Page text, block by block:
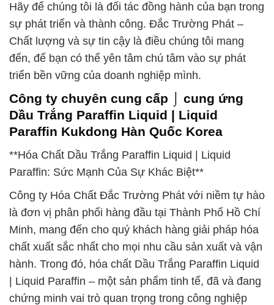
Hãy để chúng tôi là đối tác đồng hành của bạn trong
sự phát triển và thành công. Đắc Trường Phát –
Chất lượng và sự tin cậy là điều chúng tôi mang
đến, để bạn có thể yên tâm chú tâm vào sự phát
triển bền vững của doanh nghiệp mình.
Công ty chuyên cung cấp ⌡ cung ứng
Dầu Trắng Paraffin Liquid | Liquid
Paraffin Kukdong Hàn Quốc Korea
**Hóa Chất Dầu Trắng Paraffin Liquid | Liquid
Paraffin: Sức Mạnh Của Sự Khác Biệt**
Công ty Hóa Chất Đắc Trường Phát với niềm tự hào
là đơn vị phân phối hàng đầu tại Thành Phố Hồ Chí
Minh, mang đến cho quý khách hàng giải pháp hóa
chất xuất sắc nhất cho mọi nhu cầu sản xuất và vận
hành. Trong đó, hóa chất Dầu Trắng Paraffin Liquid
| Liquid Paraffin – một sản phẩm tinh tế, đã và đang
chứng minh vai trò quan trọng trong công nghiệp